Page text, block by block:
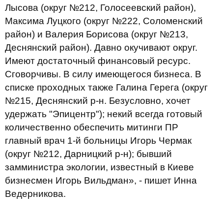
Лысова (округ №212, Голосеевский район),
Максима Луцкого (округ №222, Соломенский
район) и Валерия Борисова (округ №213,
Деснянский район). Давно окучивают округ.
Имеют достаточный финансовый ресурс.
Сговорчивы. В силу имеющегося бизнеса. В
списке проходных также Галина Герега (округ
№215, Деснянский р-н. Безусловно, хочет
удержать "Эпицентр"); некий всегда готовый
количественно обеспечить митинги ПР
главный врач 1-й больницы Игорь Чермак
(округ №212, Дарницкий р-н); бывший
замминистра экологии, известный в Киеве
бизнесмен Игорь Вильдман», - пишет Инна
Ведерникова.